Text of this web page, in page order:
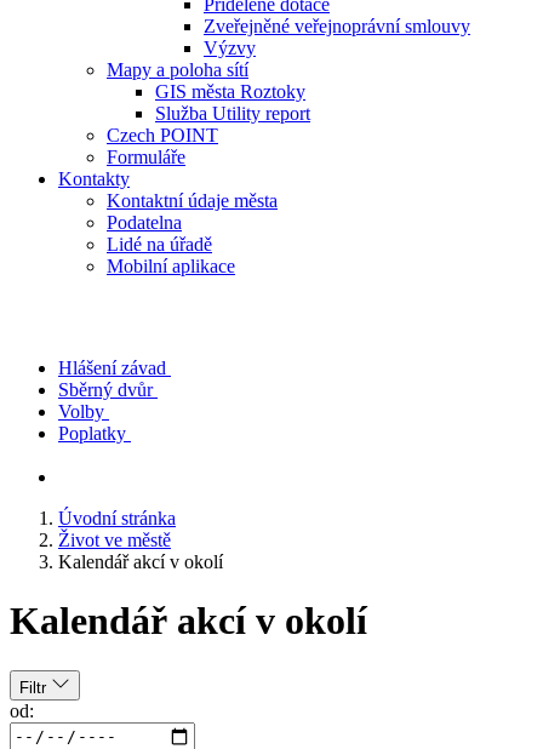
Přidělené dotace
Zveřejněné veřejnoprávní smlouvy
Výzvy
Mapy a poloha sítí
GIS města Roztoky
Služba Utility report
Czech POINT
Formuláře
Kontakty
Kontaktní údaje města
Podatelna
Lidé na úřadě
Mobilní aplikace
Hlášení závad
Sběrný dvůr
Volby
Poplatky
Úvodní stránka
Život ve městě
Kalendář akcí v okolí
Kalendář akcí v okolí
Filtr
od: